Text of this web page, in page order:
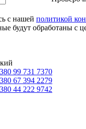
с нашей политикой
будут обработаны с
99 731 7370
67 394 2279
44 222 9742